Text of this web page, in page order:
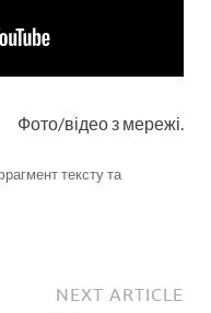
Фото/відео з мережі.
тексту та
NEXT ARTICLE